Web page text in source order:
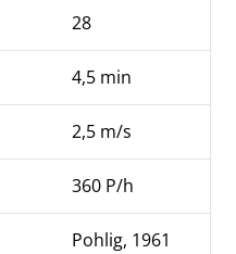
28
4,5 min
2,5 m/s
360 P/h
Pohlig, 1961